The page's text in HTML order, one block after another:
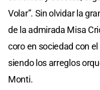
Volar”. Sin olvidar la
de la admirada Misa
coro en sociedad con
siendo los arreglos
Monti.